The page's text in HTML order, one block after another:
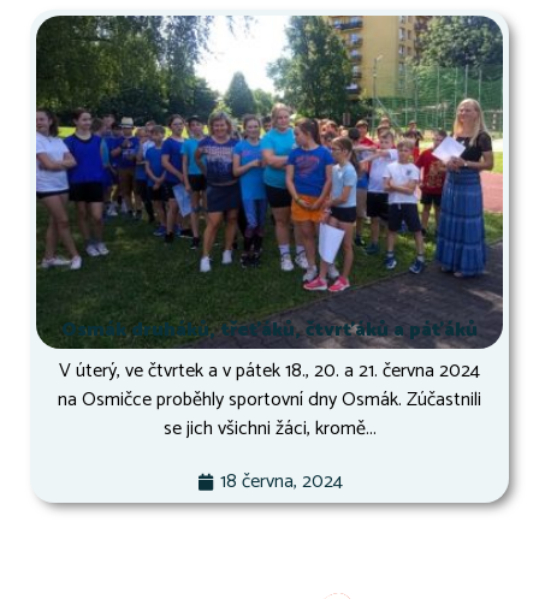
Osmák druháků, třeťáků, čtvrťáků a páťáků
V úterý, ve čtvrtek a v pátek 18., 20. a 21. června 2024
na Osmičce proběhly sportovní dny Osmák. Zúčastnili
se jich všichni žáci, kromě...
18 června, 2024